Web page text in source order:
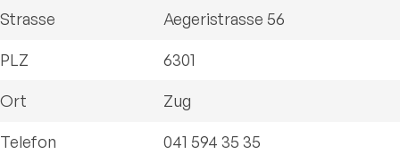
Strasse Aegeristrasse 56
PLZ 6301
Ort Zug
Telefon 041 594 35 35